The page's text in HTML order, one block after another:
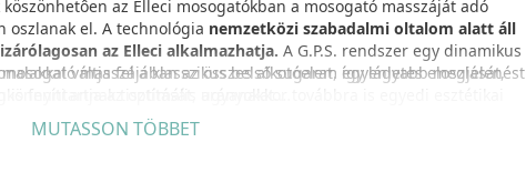
váltja fel a klasszikus belső sugarat, így lágyabb megjelenést
annak tisztítását, ugyanakkor továbbra is egyedi esztétikai
az Elleci mosogatókban a mosogató masszáját adó
oszlanak el. A technológia nemzetközi szabadalmi oltalom alatt áll
az Elleci alkalmazhatja. A G.P.S. rendszer egy dinamikus
masszájában az összes alkotóelem egyenletes eloszlását,
is fenntartja az optimális arányokat.
MUTASSON TÖBBET